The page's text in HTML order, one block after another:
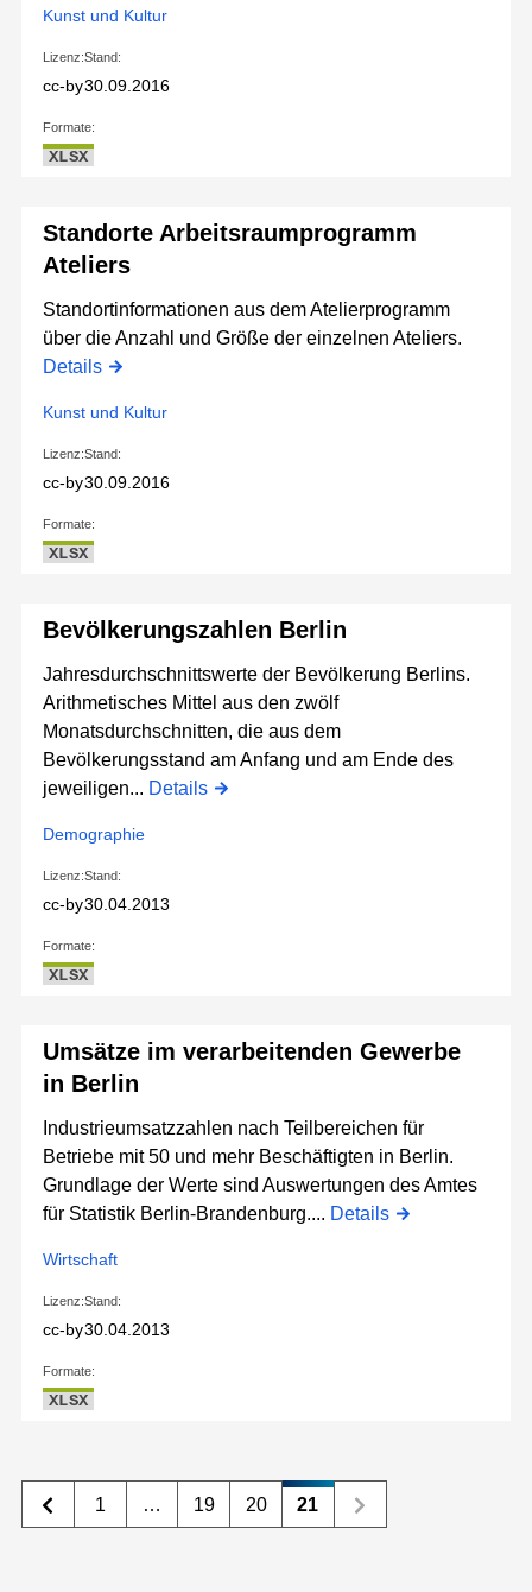
Kunst und Kultur
Lizenz:
cc-by
Stand:
30.09.2016
Formate:
XLSX
Standorte Arbeitsraumprogramm
Ateliers
Standortinformationen aus dem Atelierprogramm
über die Anzahl und Größe der einzelnen Ateliers.
Details
Kunst und Kultur
Lizenz:
cc-by
Stand:
30.09.2016
Formate:
XLSX
Bevölkerungszahlen Berlin
Jahresdurchschnittswerte der Bevölkerung Berlins.
Arithmetisches Mittel aus den zwölf
Monatsdurchschnitten, die aus dem
Bevölkerungsstand am Anfang und am Ende des
jeweiligen... Details
Demographie
Lizenz:
cc-by
Stand:
30.04.2013
Formate:
XLSX
Umsätze im verarbeitenden Gewerbe
in Berlin
Industrieumsatzzahlen nach Teilbereichen für
Betriebe mit 50 und mehr Beschäftigten in Berlin.
Grundlage der Werte sind Auswertungen des Amtes
für Statistik Berlin-Brandenburg.... Details
Wirtschaft
Lizenz:
cc-by
Stand:
30.04.2013
Formate:
XLSX
1 … 19 20 21